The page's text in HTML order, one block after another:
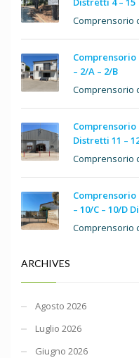
Comprensorio
– 2/A – 2/B
Comprensorio
Distretti 11 –
Comprensorio
– 10/C – 10/D
Comprensorio
ARCHIVES
Agosto 2026
Luglio 2026
Giugno 2026